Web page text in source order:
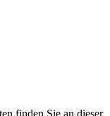
finden Sie an dieser